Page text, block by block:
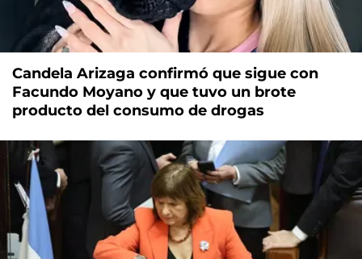
Candela Arizaga confirmó que sigue con
Facundo Moyano y que tuvo un brote
producto del consumo de drogas